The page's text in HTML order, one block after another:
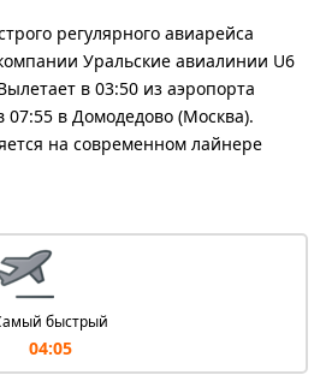
регулярного авиарейса
Уральские авиалинии U6
в 03:50 из аэропорта
07:55 в Домодедово (Москва).
на современном лайнере
быстрый
04:05